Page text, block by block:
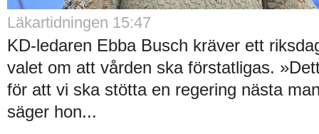
Läkartidningen 15:47
KD-ledaren Ebba Busch kräver ett
valet om att vården ska förstatligas.
för att vi ska stötta en regering nästa
säger hon...